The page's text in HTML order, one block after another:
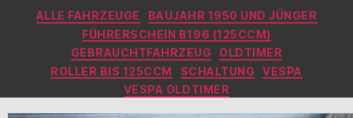
Kategorien
ALLE FAHRZEUGE
BAUJAHR 1950 UND JÜNGER
FÜHRERSCHEIN B196 (125CCM)
GEBRAUCHTFAHRZEUG
OLDTIMER
ROLLER BIS 125CCM
SCHALTUNG
VESPA
VESPA OLDTIMER